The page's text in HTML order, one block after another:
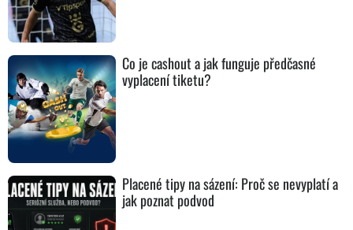
Co je cashout a jak funguje předčasné
vyplacení tiketu?
Placené tipy na sázení: Proč se nevyplatí a
jak poznat podvod